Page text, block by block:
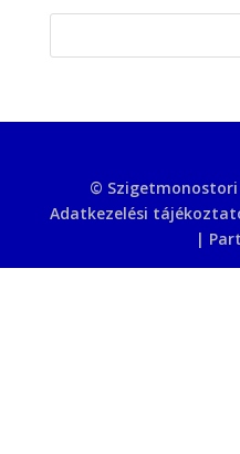
©
Adatkezelési
|